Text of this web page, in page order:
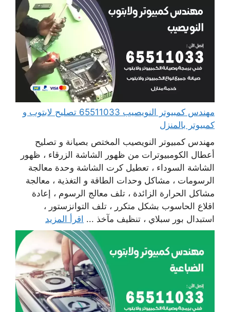
مهندس كمبيوتر النويصيب 65511033 تصليح لابتوب و
كمبيوتر بالمنزل
مهندس كمبيوتر النويصيب المختص بصيانة و تصليح
أعطال الكومبيوترات من ظهور الشاشة الزرقاء ، ظهور
الشاشة السوداء ، تعطيل كرت الشاشة وحدة معالجة
الرسومات ، مشاكل وحدات الطاقة و التغذية ، معالجة
مشاكل الحرارة الزائدة ، تلف معالج الرسوم ، إعادة
اقلاع الحاسوب بشكل متكرر ، تلف التوانزستور ،
استبدال بور سبلاي ، تنظيف مآخذ ... اقرأ المزيد